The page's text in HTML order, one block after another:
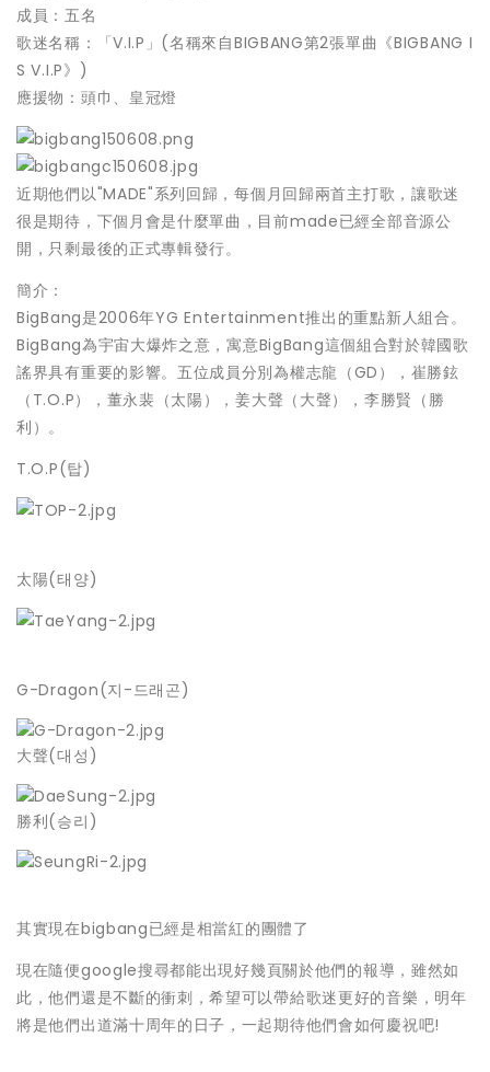
成員：五名
歌迷名稱：「V.I.P」(名稱來自BIGBANG第2張單曲《BIGBANG I
S V.I.P》)
應援物：頭巾、皇冠燈
近期他們以"MADE"系列回歸，每個月回歸兩首主打歌，讓歌迷
很是期待，下個月會是什麼單曲，目前made已經全部音源公
開，只剩最後的正式專輯發行。
簡介：
BigBang是2006年YG Entertainment推出的重點新人組合。
BigBang為宇宙大爆炸之意，寓意BigBang這個組合對於韓國歌
謠界具有重要的影響。五位成員分別為權志龍（GD），崔勝鉉
（T.O.P），董永裴（太陽），姜大聲（大聲），李勝賢（勝
利）。
T.O.P(탑)
太陽(태양)
G-Dragon(지-드래곤)
大聲(대성)
勝利(승리)
其實現在bigbang已經是相當紅的團體了
現在隨便google搜尋都能出現好幾頁關於他們的報導，雖然如
此，他們還是不斷的衝刺，希望可以帶給歌迷更好的音樂，明年
將是他們出道滿十周年的日子，一起期待他們會如何慶祝吧!